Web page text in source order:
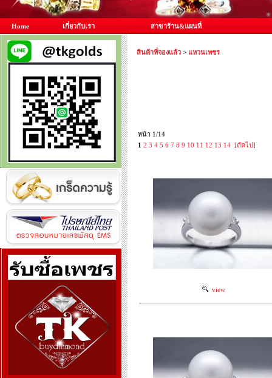
Home เกี่ยวกับเรา สาขาร้าน&แผนที่
สินค้าที่จองแล้ว > แหวนเพชร
หน้า 1/14
1 2 3 4 5 6 7 8 9 10 11 12 13 14 [ถัดไป]
view